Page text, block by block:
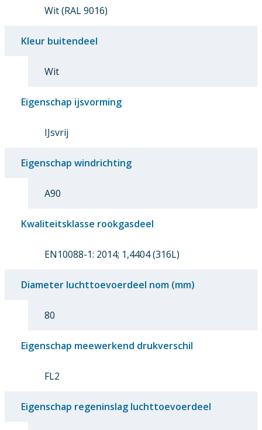
Wit (RAL 9016)
Kleur buitendeel
Wit
Eigenschap ijsvorming
IJsvrij
Eigenschap windrichting
A90
Kwaliteitsklasse rookgasdeel
EN10088-1: 2014; 1,4404 (316L)
Diameter luchttoevoerdeel nom (mm)
80
Eigenschap meewerkend drukverschil
FL2
Eigenschap regeninslag luchttoevoerdeel